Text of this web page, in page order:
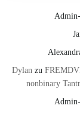
Dylanzu
nonbinary